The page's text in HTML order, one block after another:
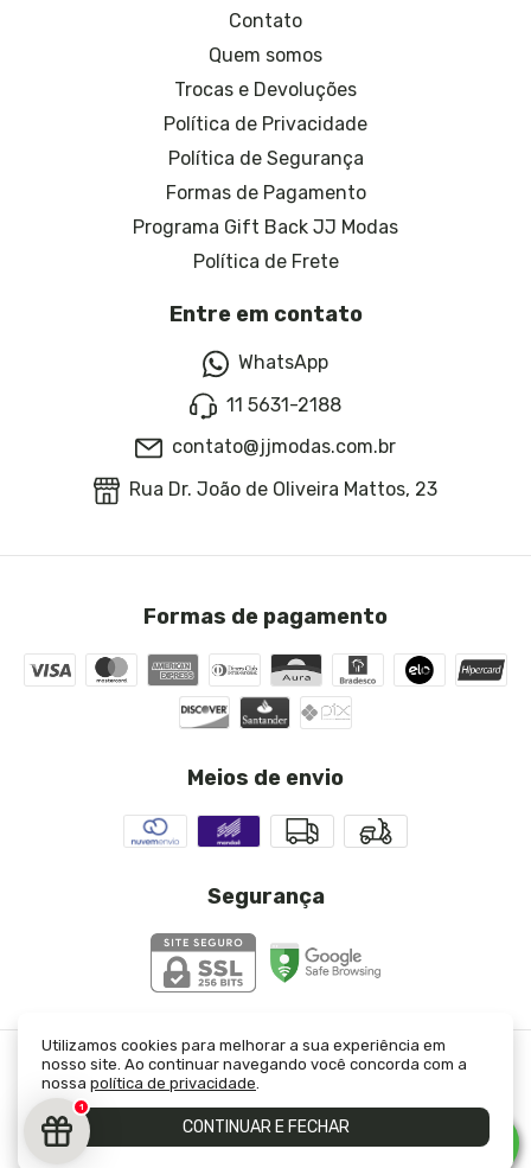
Utilizamos cookies para melhorar a sua experiência em
nosso site. Ao continuar navegando você concorda com a
nossa política de privacidade.
CONTINUAR E FECHAR
Contato
Quem somos
Trocas e Devoluções
Política de Privacidade
Política de Segurança
Formas de Pagamento
Programa Gift Back JJ Modas
Política de Frete
Entre em contato
WhatsApp
11 5631-2188
contato@jjmodas.com.br
Rua Dr. João de Oliveira Mattos, 23
Formas de pagamento
Meios de envio
Segurança
Calça Resinada Caramelo Vitoria- JJ Modas
©2026. JJ Modas Ltda - 23333421000130. Todos os direitos reservados.
1